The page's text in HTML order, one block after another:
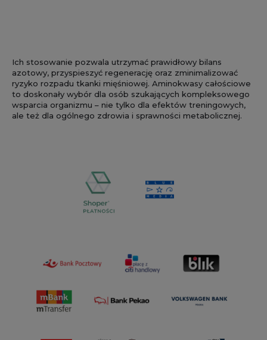
Ich stosowanie pozwala utrzymać prawidłowy bilans
azotowy, przyspieszyć regenerację oraz zminimalizować
ryzyko rozpadu tkanki mięśniowej. Aminokwasy całościowe
to doskonały wybór dla osób szukających kompleksowego
wsparcia organizmu – nie tylko dla efektów treningowych,
ale też dla ogólnego zdrowia i sprawności metabolicznej.